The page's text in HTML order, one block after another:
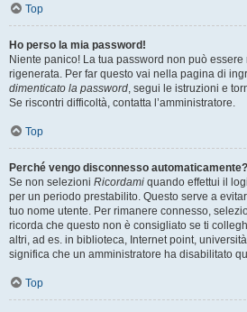
Top
Ho perso la mia password!
Niente panico! La tua password non può
rigenerata. Per far questo vai nella pagina di
dimenticato la password, segui le istruzioni e
Se riscontri difficoltà, contatta l’amministratore.
Top
Perché vengo disconnesso automaticamente?
Se non selezioni Ricordami quando effettui il
per un periodo prestabilito. Questo serve a
tuo nome utente. Per rimanere connesso,
ricorda che questo non è consigliato se ti
altri, ad es. in biblioteca, Internet point,
significa che un amministratore ha disabilitato
Top